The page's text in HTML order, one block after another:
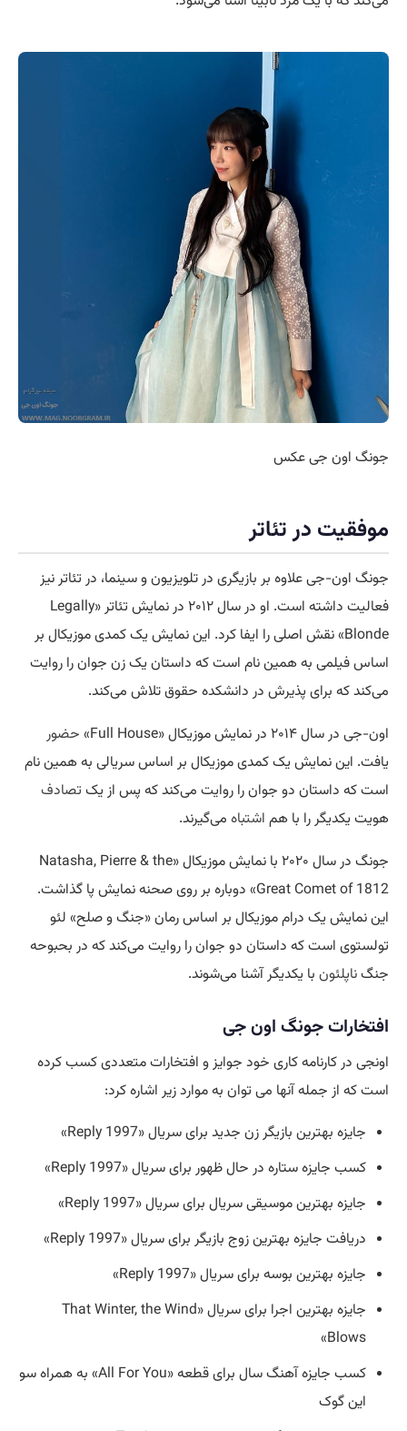
جونگ اون جی عکس
موفقیت در تئاتر
جونگ اون-جی علاوه بر بازیگری در تلویزیون و سینما، در تئاتر نیز
فعالیت داشته است. او در سال ۲۰۱۲ در نمایش تئاتر «Legally
Blonde» نقش اصلی را ایفا کرد. این نمایش یک کمدی موزیکال بر
اساس فیلمی به همین نام است که داستان یک زن جوان را روایت
می‌کند که برای پذیرش در دانشکده حقوق تلاش می‌کند.
اون-جی در سال ۲۰۱۴ در نمایش موزیکال «Full House»
حضور
یافت. این نمایش یک کمدی موزیکال بر اساس سریالی به همین نام
است که داستان دو جوان را روایت می‌کند که پس از یک تصادف
هویت یکدیگر را با هم اشتباه می‌گیرند.
جونگ در سال ۲۰۲۰ با نمایش موزیکال «Natasha, Pierre & the
Great Comet of 1812» دوباره بر روی صحنه نمایش پا گذاشت.
این نمایش یک درام موزیکال بر اساس رمان «جنگ و صلح» لئو
تولستوی است که داستان دو جوان را روایت می‌کند که در بحبوحه
جنگناپلئون با یکدیگر آشنا می‌شوند.
افتخارات جونگ اون جی
اونجی در کارنامه کاری خود جوایز و افتخارات متعددی کسب کرده
است که از جمله آنها می توان به موارد زیر اشاره کرد:
جایزه بهترین بازیگر زن جدید برای سریال «Reply 1997»
کسب جایزه ستاره در حال ظهور برای سریال «Reply 1997»
جایزه بهترین موسیقی سریال برای سریال «Reply 1997»
دریافت جایزه بهترین زوج بازیگر برای سریال «Reply 1997»
جایزه بهترین بوسه برای سریال «Reply 1997»
جایزه بهترین اجرا برای سریال «That Winter, the Wind
Blows»
کسب جایزه آهنگ سال برای قطعه «All For You» به همراه سو
این گوک